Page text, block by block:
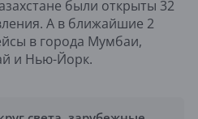
были открыты 32
А в ближайшие 2
в города Мумбаи,
и Нью-Йорк.